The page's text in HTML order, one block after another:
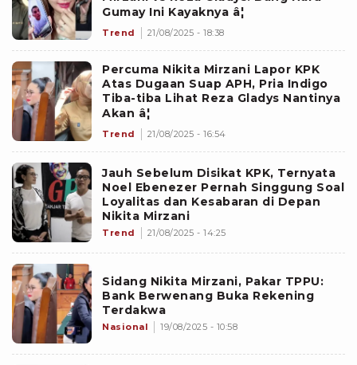
Gumay Ini Kayaknya â¦
Trend 21/08/2025 - 18:38
Percuma Nikita Mirzani Lapor KPK
Atas Dugaan Suap APH, Pria Indigo
Tiba-tiba Lihat Reza Gladys Nantinya
Akan â¦
Trend 21/08/2025 - 16:54
Jauh Sebelum Disikat KPK, Ternyata
Noel Ebenezer Pernah Singgung Soal
Loyalitas dan Kesabaran di Depan
Nikita Mirzani
Trend 21/08/2025 - 14:25
Sidang Nikita Mirzani, Pakar TPPU:
Bank Berwenang Buka Rekening
Terdakwa
Nasional 19/08/2025 - 10:58